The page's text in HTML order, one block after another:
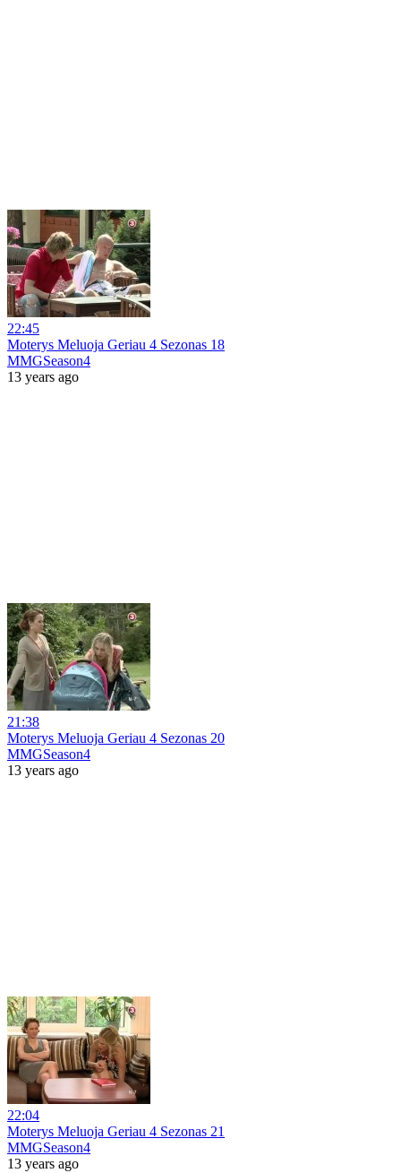
22:45
Moterys Meluoja Geriau 4 Sezonas 18
MMGSeason4
13 years ago
21:38
Moterys Meluoja Geriau 4 Sezonas 20
MMGSeason4
13 years ago
22:04
Moterys Meluoja Geriau 4 Sezonas 21
MMGSeason4
13 years ago